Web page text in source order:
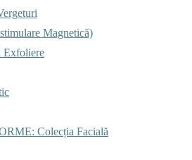
Magnetică)
Exfoliere
Colecția Facială